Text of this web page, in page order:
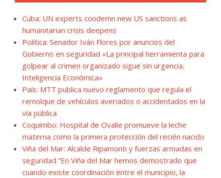
Cuba: UN experts condemn new US sanctions as
humanitarian crisis deepens
Política: Senador Iván Flores por anuncios del
Gobierno en seguridad «La principal herramienta para
golpear al crimen organizado sigue sin urgencia;
Inteligencia Económica»
País: MTT publica nuevo reglamento que regula el
remolque de vehículos averiados o accidentados en la
vía pública
Coquimbo: Hospital de Ovalle promueve la leche
materna como la primera protección del recién nacido
Viña del Mar: Alcalde Ripamonti y fuerzas armadas en
seguridad “En Viña del Mar hemos demostrado que
cuando existe coordinación entre el municipio, la